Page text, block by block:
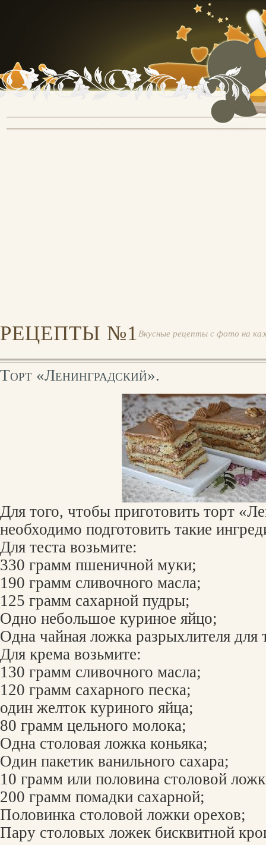
РЕЦЕПТЫ №1 Вкусные рецепты с фото на
Торт «Ленинградский».
Для того, чтобы приготовить торт
необходимо подготовить такие
Для теста возьмите:
330 грамм пшеничной муки;
190 грамм сливочного масла;
125 грамм сахарной пудры;
Одно небольшое куриное яйцо;
Одна чайная ложка разрыхлителя для
Для крема возьмите:
130 грамм сливочного масла;
120 грамм сахарного песка;
один желток куриного яйца;
80 грамм цельного молока;
Одна столовая ложка коньяка;
Один пакетик ванильного сахара;
10 грамм или половина столовой
200 грамм помадки сахарной;
Половинка столовой ложки орехов;
Пару столовых ложек бисквитной